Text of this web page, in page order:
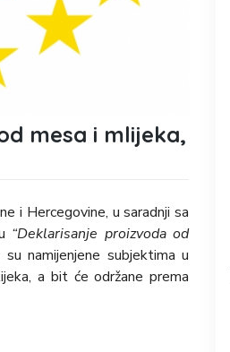
mesa i mlijeka,
i Hercegovine, u saradnji sa
“Deklarisanje proizvoda od
su namijenjene subjektima u
a bit će održane prema